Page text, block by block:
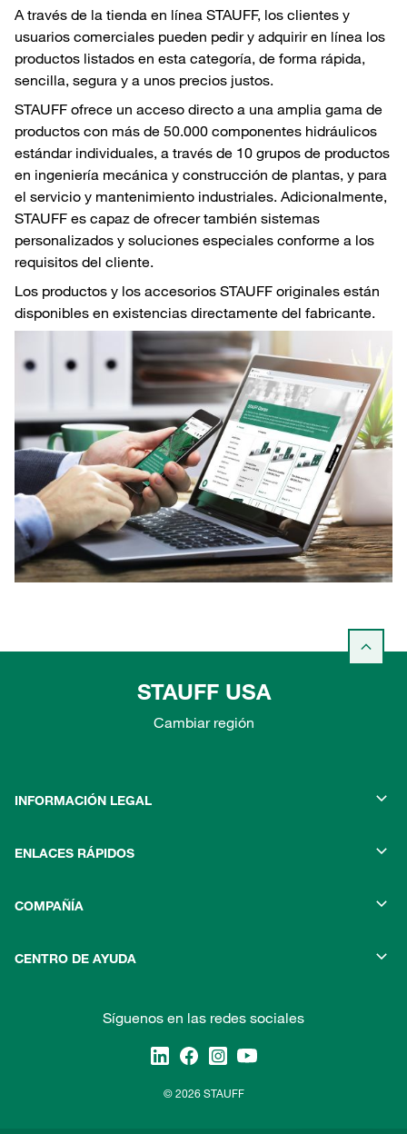
A través de la tienda en línea STAUFF, los clientes y
usuarios comerciales pueden pedir y adquirir en línea los
productos listados en esta categoría, de forma rápida,
sencilla, segura y a unos precios justos.
STAUFF ofrece un acceso directo a una amplia gama de
productos con más de 50.000 componentes hidráulicos
estándar individuales, a través de 10 grupos de productos
en ingeniería mecánica y construcción de plantas, y para
el servicio y mantenimiento industriales. Adicionalmente,
STAUFF es capaz de ofrecer también sistemas
personalizados y soluciones especiales conforme a los
requisitos del cliente.
Los productos y los accesorios STAUFF originales están
disponibles en existencias directamente del fabricante.
STAUFF USA
Cambiar región
INFORMACIÓN LEGAL
ENLACES RÁPIDOS
COMPAÑÍA
CENTRO DE AYUDA
Síguenos en las redes sociales
© 2026 STAUFF